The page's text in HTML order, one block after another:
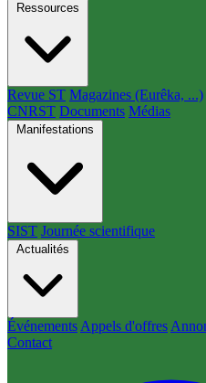
Ressources
Revue ST Magazines (Eurêka, ...)
CNRST Documents Médias
Manifestations
SIST Journée scientifique
Actualités
Événements Appels d'offres
Contact